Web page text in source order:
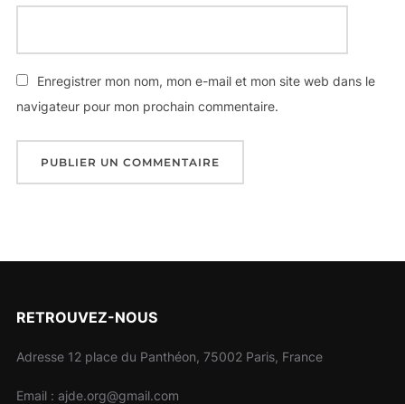
Enregistrer mon nom, mon e-mail et mon site web dans le
navigateur pour mon prochain commentaire.
RETROUVEZ-NOUS
Adresse 12 place du Panthéon, 75002 Paris, France
Email : ajde.org@gmail.com